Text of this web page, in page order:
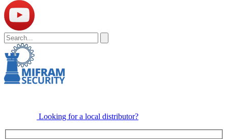
laisser
ce
champ
vide.
Looking for a local distributor?